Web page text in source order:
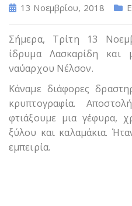
13 Νοεμβρίου, 2018
Σήμερα, Τρίτη 13
ίδρυμα Λασκαρίδη
ναύαρχου Νέλσον.
Κάναμε διάφορες
κρυπτογραφία.
φτιάξουμε μια γέφυρα,
ξύλου και καλαμάκια.
εμπειρία.